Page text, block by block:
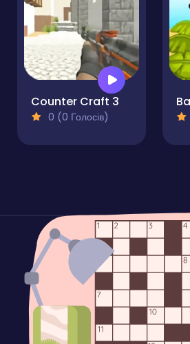
Counter Craft 3
0 (0 Голосів)